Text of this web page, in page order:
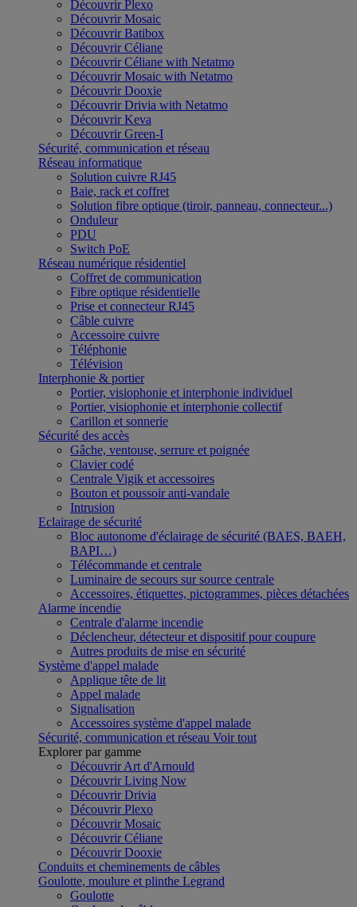
Découvrir Plexo
Découvrir Mosaic
Découvrir Batibox
Découvrir Céliane
Découvrir Céliane with Netatmo
Découvrir Mosaic with Netatmo
Découvrir Dooxie
Découvrir Drivia with Netatmo
Découvrir Keva
Découvrir Green-I
Sécurité, communication et réseau
Réseau informatique
Solution cuivre RJ45
Baie, rack et coffret
Solution fibre optique (tiroir, panneau, connecteur...)
Onduleur
PDU
Switch PoE
Réseau numérique résidentiel
Coffret de communication
Fibre optique résidentielle
Prise et connecteur RJ45
Câble cuivre
Accessoire cuivre
Téléphonie
Télévision
Interphonie & portier
Portier, visiophonie et interphonie individuel
Portier, visiophonie et interphonie collectif
Carillon et sonnerie
Sécurité des accès
Gâche, ventouse, serrure et poignée
Clavier codé
Centrale Vigik et accessoires
Bouton et poussoir anti-vandale
Intrusion
Eclairage de sécurité
Bloc autonome d'éclairage de sécurité (BAES, BAEH,
BAPI…)
Télécommande et centrale
Luminaire de secours sur source centrale
Accessoires, étiquettes, pictogrammes, pièces détachées
Alarme incendie
Centrale d'alarme incendie
Déclencheur, détecteur et dispositif pour coupure
Autres produits de mise en sécurité
Système d'appel malade
Applique tête de lit
Appel malade
Signalisation
Accessoires système d'appel malade
Sécurité, communication et réseau Voir tout
Explorer par gamme
Découvrir Art d'Arnould
Découvrir Living Now
Découvrir Drivia
Découvrir Plexo
Découvrir Mosaic
Découvrir Céliane
Découvrir Dooxie
Conduits et cheminements de câbles
Goulotte, moulure et plinthe Legrand
Goulotte